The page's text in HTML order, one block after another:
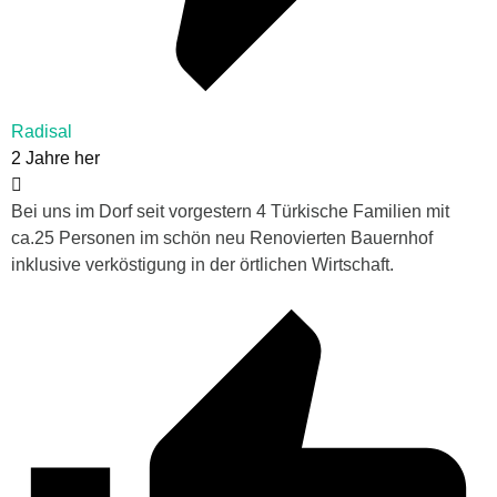
Radisal
2 Jahre her
Bei uns im Dorf seit vorgestern 4 Türkische Familien mit
ca.25 Personen im schön neu Renovierten Bauernhof
inklusive verköstigung in der örtlichen Wirtschaft.